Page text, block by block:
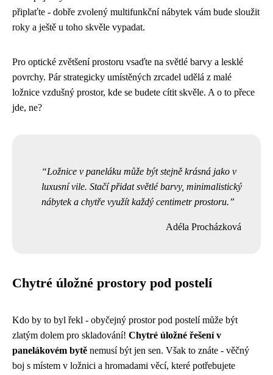
připlaťte - dobře zvolený multifunkční nábytek vám bude sloužit
roky a ještě u toho skvěle vypadat.
Pro optické zvětšení prostoru vsaďte na světlé barvy a lesklé
povrchy. Pár strategicky umístěných zrcadel udělá z malé
ložnice vzdušný prostor, kde se budete cítit skvěle. A o to přece
jde, ne?
Ložnice v paneláku může být stejně krásná jako v
luxusní vile. Stačí přidat světlé barvy, minimalistický
nábytek a chytře využít každý centimetr prostoru.
Adéla Procházková
Chytré úložné prostory pod postelí
Kdo by to byl řekl - obyčejný prostor pod postelí může být
zlatým dolem pro skladování! Chytré úložné řešení v
panelákovém bytě nemusí být jen sen. Však to znáte - věčný
boj s místem v ložnici a hromadami věcí, které potřebujete